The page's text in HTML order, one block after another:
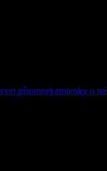
písomnej zmienky o